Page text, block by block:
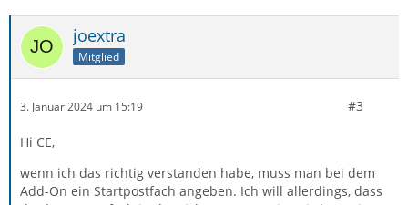
joextra
Mitglied
3. Januar 2024 um 15:19 #3
Hi CE,
wenn ich das richtig verstanden habe, muss man bei dem
Add-On ein Startpostfach angeben. Ich will allerdings, dass